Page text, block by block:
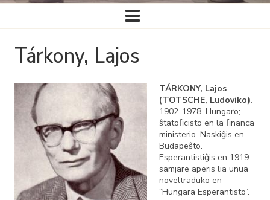
Ĉefa
navigado
Tárkony, Lajos
TÁRKONY, Lajos
(TOTSCHE, Ludoviko).
1902-1978. Hungaro;
ŝtatoﬁcisto en la ﬁnanca
ministerio. Naskiĝis en
Budapeŝto.
Esperantistiĝis en 1919;
samjare aperis lia unua
noveltraduko en
“Hungara Esperantisto”.